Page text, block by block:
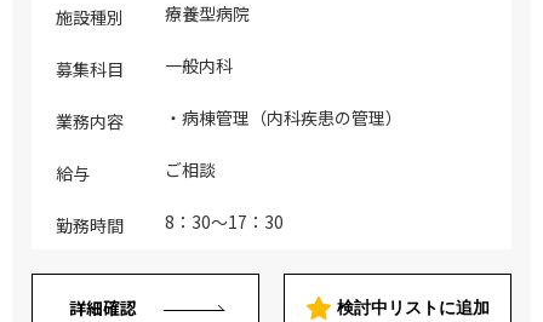
施設種別 療養型病院
募集科目 一般内科
業務内容 ・病棟管理（内科疾患の管理）
給与 ご相談
勤務時間 8：30～17：30
詳細確認 検討中リストに追加